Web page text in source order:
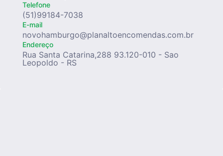
Telefone
(51)99184-7038
E-mail
novohamburgo@planaltoencomendas.com.br
Endereço
Rua Santa Catarina,288 93.120-010 - Sao
Leopoldo - RS